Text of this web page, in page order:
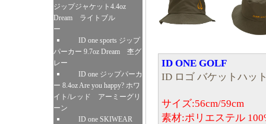
ジップジャケット4.4oz
Dream ライトブル
ー
ID one sports ジップ
パーカー 9.7oz Dream 杢グ
レー
ID one ジップパーカ
ー 8.4oz Are you happy? ホワ
イト/レッド アーミーグリ
ーン
ID one SKIWEAR
ID ONE GOLF
ID ロゴ バケットハッ
サイズ:56cm/59cm
素材:ポリエステル